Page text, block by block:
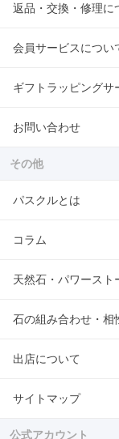
返品・交換・修理に
会員サービスについ
ギフトラッピングサ
お問い合わせ
その他
パスクルとは
コラム
天然石・パワースト
石の組み合わせ・相
出店について
サイトマップ
公式アカウント